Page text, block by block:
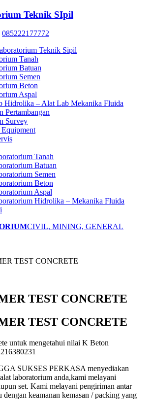
085222177772
Teknik Sipil
Tanah
Batuan
Semen
Beton
Aspal
Hidrolika – Alat Lab Mekanika Fluida
Pertambangan
Survey
Tanah
Batuan
Semen
Beton
Aspal
Hidrolika – Mekanika Fluida
CIVIL, MINING, GENERAL
TEST CONCRETE
TEST CONCRETE
TEST CONCRETE
untuk mengetahui nilai K Beton
SUKSES PERKASA menyediakan
laboratorium anda,kami melayani
set. Kami melayani pengiriman antar
dengan keamanan kemasan / packing yang